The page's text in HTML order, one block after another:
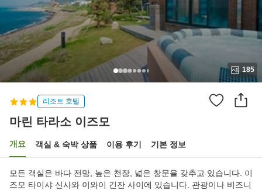
185
리조트 호텔
마린 타라소 이즈모
개요 객실 & 숙박 상품 이용 후기 기본 정보
모든 객실은 바다 전망, 높은 천장, 넓은 창문을 갖추고 있습니다. 이
즈모 타이샤 신사와 이와이 긴잔 사이에 있습니다. 관광이나 비즈니